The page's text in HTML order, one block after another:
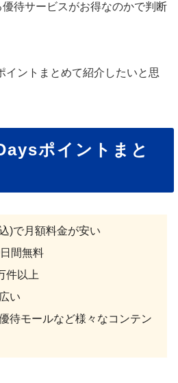
待サービスがお得なのかで判断
イントまとめて紹介したいと思
ポイントまと
)で月額料金が安い
間無料
件以上
い
待モールなど様々なコンテン